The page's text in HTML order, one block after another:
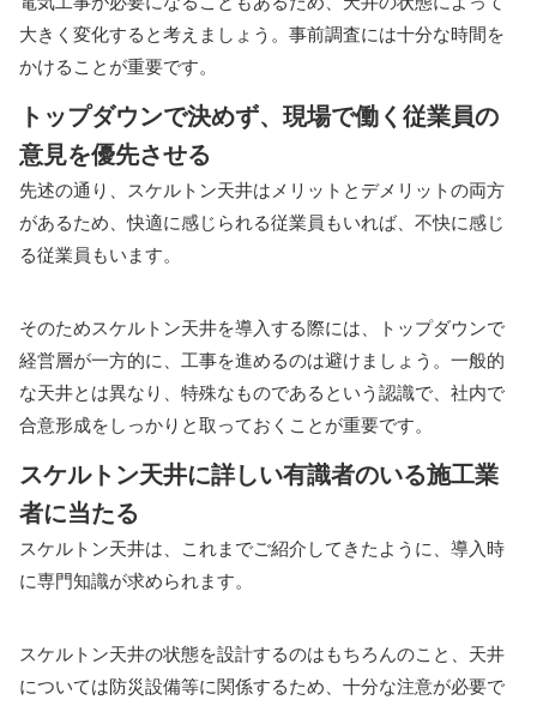
大きく変化すると考えましょう。事前調査には十分な時間を
かけることが重要です。
トップダウンで決めず、現場で働く従業員の
意見を優先させる
先述の通り、スケルトン天井はメリットとデメリットの両方
があるため、快適に感じられる従業員もいれば、不快に感じ
る従業員もいます。
そのためスケルトン天井を導入する際には、トップダウンで
経営層が一方的に、工事を進めるのは避けましょう。一般的
な天井とは異なり、特殊なものであるという認識で、社内で
合意形成をしっかりと取っておくことが重要です。
スケルトン天井に詳しい有識者のいる施工業
者に当たる
スケルトン天井は、これまでご紹介してきたように、導入時
に専門知識が求められます。
スケルトン天井の状態を設計するのはもちろんのこと、天井
については防災設備等に関係するため、十分な注意が必要で